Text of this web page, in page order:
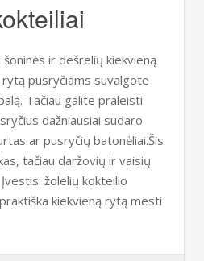
ir dešrelių kiekvieną
pusryčiams suvalgote
Tačiau galite praleisti
dažniausiai sudaro
ar pusryčių batonėliai.Šis
tačiau daržovių ir vaisių
žolelių kokteilio
kiekvieną rytą mesti